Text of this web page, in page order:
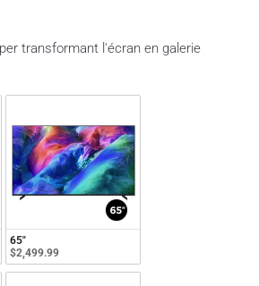
transformant l'écran en galerie
65"
$2,499.99